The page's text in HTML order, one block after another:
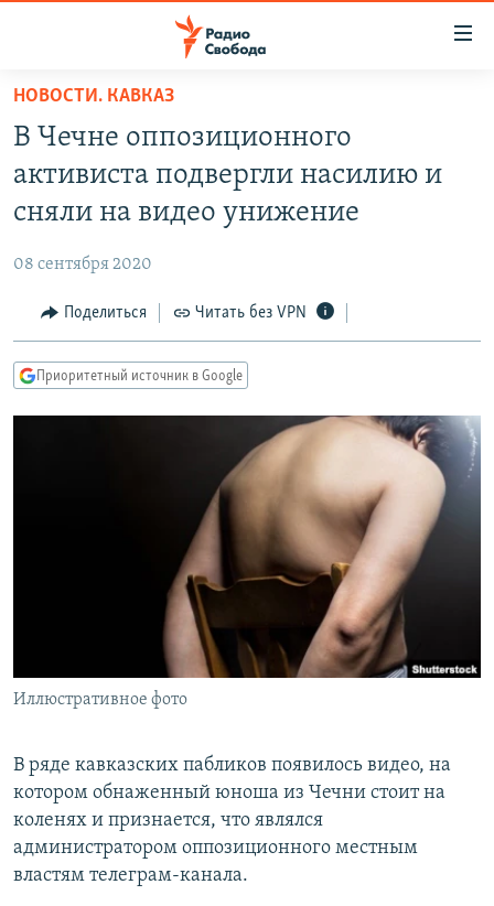
упрощенного
доступа
основному
Вернутся
Вернутся
МНЕНИЯ
КУЛЬТУРА
КАВКАЗ.РЕАЛИИ
РАСПИСАНИЕ ВЕЩАНИЯ
ПОДПИШИТЕСЬ НА РАССЫЛКУ
Все сайты РСЕ/РС
НОВОСТИ. КАВКАЗ
В Чечне оппозиционного
активиста подвергли насилию и
сняли на видео унижение
08 сентября 2020
Поделиться Читать без VPN
Приоритетный источник в Google
Иллюстративное фото
В ряде кавказских пабликов появилось видео, на
котором обнаженный юноша из Чечни стоит на
коленях и признается, что являлся
администратором оппозиционного местным
властям телеграм-канала.